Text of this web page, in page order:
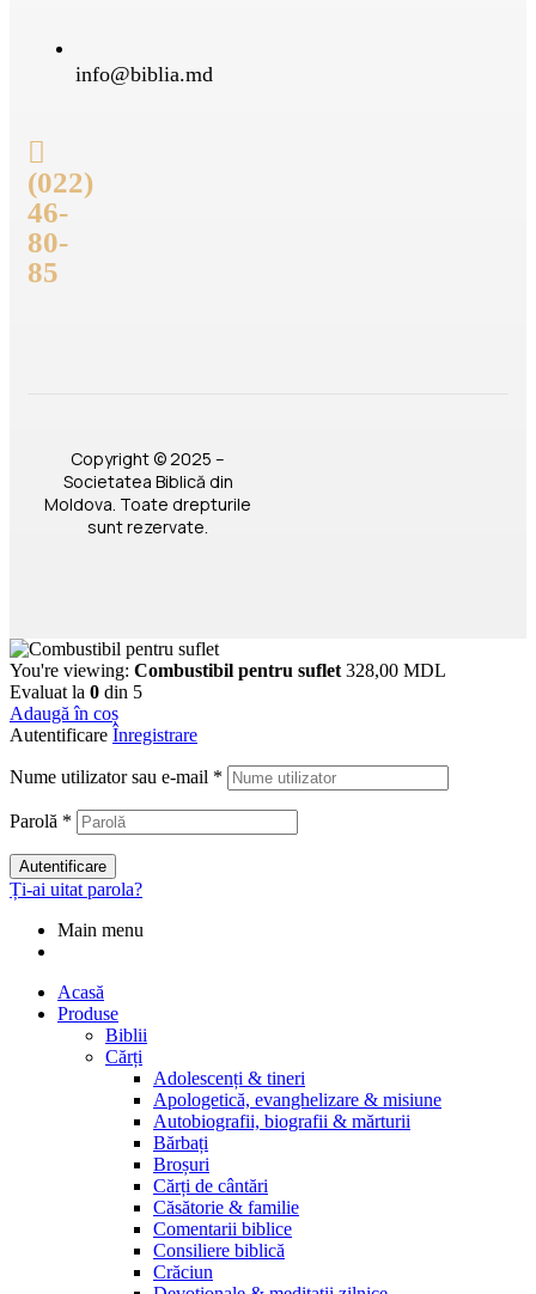
info@biblia.md
(022)
46-
80-
85
Copyright © 2025 –
Societatea Biblică din
Moldova. Toate drepturile
sunt rezervate.
You're viewing: Combustibil pentru suflet 328,00 MDL
Evaluat la 0 din 5
Adaugă în coș
Autentificare Înregistrare
Nume utilizator sau e-mail *
Parolă *
Autentificare
Ți-ai uitat parola?
Main menu
Acasă
Produse
Biblii
Cărți
Adolescenți & tineri
Apologetică, evanghelizare & misiune
Autobiografii, biografii & mărturii
Bărbați
Broșuri
Cărți de cântări
Căsătorie & familie
Comentarii biblice
Consiliere biblică
Crăciun